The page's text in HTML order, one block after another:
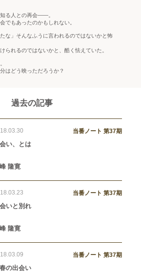
る人との再会――。
でもあったのかもしれない。
な」そんなふうに言われるのではないかと怖
られるのではないかと、酷く怯えていた。
はどう映っただろうか？
過去の記事
当番ノート 第37期
い、とは
隆寛
当番ノート 第37期
いと別れ
隆寛
当番ノート 第37期
の出会い